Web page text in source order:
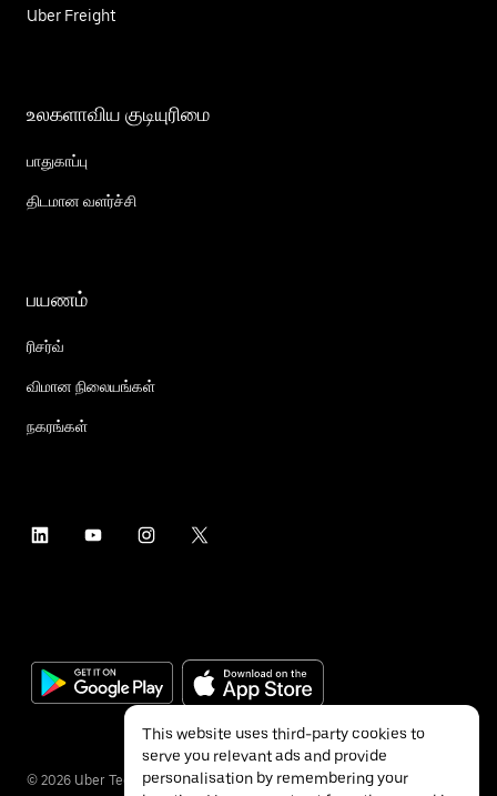
Uber Freight
உலகளாவிய குடியுரிமை
பாதுகாப்பு
திடமான வளர்ச்சி
பயணம்
ரிசர்வ்
விமான நிலையங்கள்
நகரங்கள்
© 2026 Uber Technologies Inc.
This website uses third-party cookies to
serve you relevant ads and provide
personalisation by remembering your